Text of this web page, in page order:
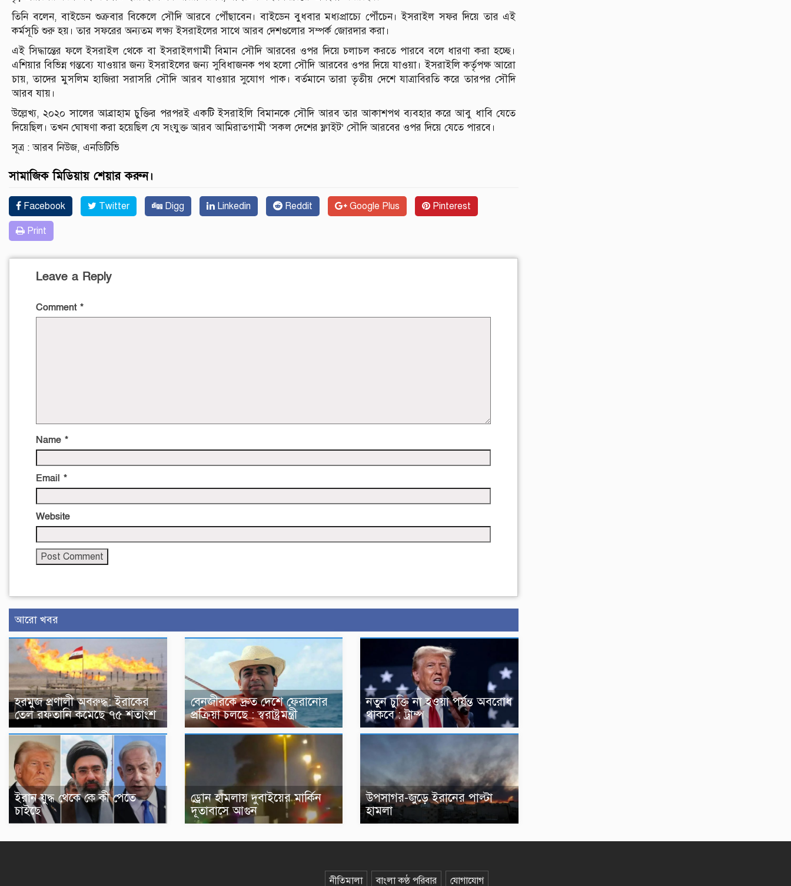
তিনি বলেন, বাইডেন শুক্রবার বিকেলে সৌদি আরবে পৌঁছাবেন। বাইডেন বুধবার মধ্যপ্রাচ্যে পৌঁচেন। ইসরাইল সফর দিয়ে তার এই
কর্মসূচি শুরু হয়। তার সফরের অন্যতম লক্ষ্য ইসরাইলের সাথে আরব দেশগুলোর সম্পর্ক জোরদার করা।
এই সিদ্ধান্তের ফলে ইসরাইল থেকে বা ইসরাইলগামী বিমান সৌদি আরবের ওপর দিয়ে চলাচল করতে পারবে বলে ধারণা করা হচ্ছে।
এশিয়ার বিভিন্ন গন্তব্যে যাওয়ার জন্য ইসরাইলের জন্য সুবিধাজনক পথ হলো সৌদি আরবের ওপর দিয়ে যাওয়া। ইসরাইলি কর্তৃপক্ষ আরো
চায়, তাদের মুসলিম হাজিরা সরাসরি সৌদি আরব যাওয়ার সুযোগ পাক। বর্তমানে তারা তৃতীয় দেশে যাত্রাবিরতি করে তারপর সৌদি
আরব যায়।
উল্লেখ্য, ২০২০ সালের আব্রাহাম চুক্তির পরপরই একটি ইসরাইলি বিমানকে সৌদি আরব তার আকাশপথ ব্যবহার করে আবু ধাবি যেতে
দিয়েছিল। তখন ঘোষণা করা হয়েছিল যে সংযুক্ত আরব আমিরাতগামী ‘সকল দেশের ফ্লাইট’ সৌদি আরবের ওপর দিয়ে যেতে পারবে।
সূত্র : আরব নিউজ, এনডিটিভি
সামাজিক মিডিয়ায় শেয়ার করুন।
Facebook Twitter Digg Linkedin Reddit Google Plus Pinterest
Print
Leave a Reply
Comment *
Name *
Email *
Website
আরো খবর
হরমুজ প্রণালী অবরুদ্ধ: ইরাকের
তেল রফতানি কমেছে ৭৫ শতাংশ
বেনজীরকে দ্রুত দেশে ফেরানোর
প্রক্রিয়া চলছে : স্বরাষ্ট্রমন্ত্রী
নতুন চুক্তি না হওয়া পর্যন্ত অবরোধ
থাকবে : ট্রাম্প
ইরান যুদ্ধ থেকে কে কী পেতে
চাইছে
ড্রোন হামলায় দুবাইয়ের মার্কিন
দূতাবাসে আগুন
উপসাগর-জুড়ে ইরানের পাল্টা
হামলা
নীতিমালা বাংলা কণ্ঠ পরিবার যোগাযোগ